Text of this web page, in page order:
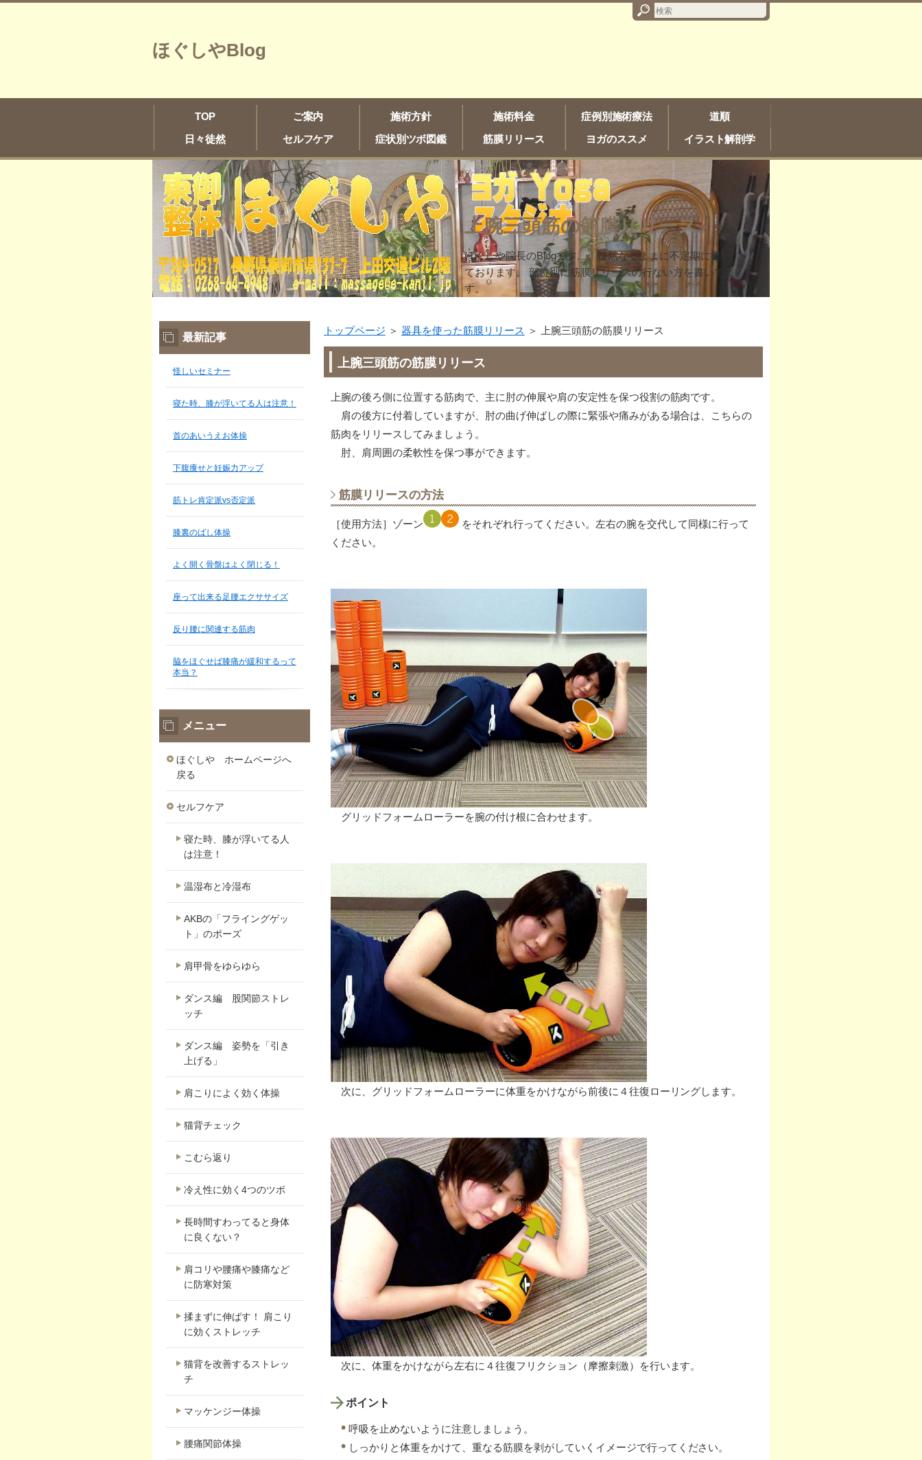
ほぐしやBlog
TOP ご案内 施術方針 施術料金 症例別施術療法
道順
日々徒然
セルフケア 症状別ツボ図鑑 筋膜リリース ヨガのススメ イラスト解剖学
上腕三頭筋の筋膜リリース
ほぐしや院長のBlogです。 徒然なるままに不定期に書い
ております。 部位別に筋膜リリースの行ない方を書いてま
す。
トップページ ＞ 器具を使った筋膜リリース ＞ 上腕三頭筋の筋膜リリース
上腕三頭筋の筋膜リリース
上腕の後ろ側に位置する筋肉で、主に肘の伸展や肩の安定性を保つ役割の筋肉です。
肩の後方に付着していますが、肘の曲げ伸ばしの際に緊張や痛みがある場合は、こちらの
筋肉をリリースしてみましょう。
肘、肩周囲の柔軟性を保つ事ができます。
筋膜リリースの方法
［使用方法］ゾーン
をそれぞれ行ってください。左右の腕を交代して同様に行って
ください。
グリッドフォームローラーを腕の付け根に合わせます。
次に、グリッドフォームローラーに体重をかけながら前後に４往復ローリングします。
次に、体重をかけながら左右に４往復フリクション（摩擦刺激）を行います。
ポイント
呼吸を止めないように注意しましょう。
しっかりと体重をかけて、重なる筋膜を剥がしていくイメージで行ってください。
最新記事
怪しいセミナー
寝た時、膝が浮いてる人は注意！
首のあいうえお体操
下腹痩せと妊娠力アップ
筋トレ肯定派vs否定派
膝裏のばし体操
よく開く骨盤はよく閉じる！
座って出来る足腰エクササイズ
反り腰に関連する筋肉
脇をほぐせば膝痛が緩和するって
本当？
メニュー
ほぐしや ホームページへ
戻る
セルフケア
寝た時、膝が浮いてる人
は注意！
温湿布と冷湿布
AKBの「フライングゲッ
ト」のポーズ
肩甲骨をゆらゆら
ダンス編 股関節ストレ
ッチ
ダンス編 姿勢を「引き
上げる」
肩こりによく効く体操
猫背チェック
こむら返り
冷え性に効く4つのツボ
長時間すわってると身体
に良くない？
肩コリや腰痛や膝痛など
に防寒対策
揉まずに伸ばす！ 肩こり
に効くストレッチ
猫背を改善するストレッ
チ
マッケンジー体操
腰痛関節体操